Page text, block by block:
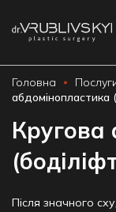
Головна
абдомінопластика
Кругова
Після значного